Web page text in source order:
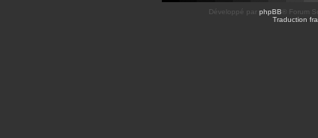
Développé par phpBB ® Forum
Traduction